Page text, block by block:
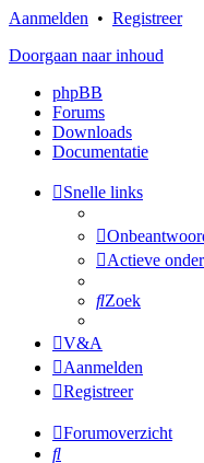
Aanmelden • Registreer
Doorgaan naar inhoud
phpBB
Forums
Downloads
Documentatie
Snelle links
Actieve
Zoek
V&A
Aanmelden
Registreer
Forumoverzicht
Zoek